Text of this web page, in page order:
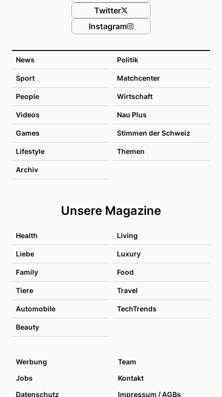
News Politik
Sport Matchcenter
People Wirtschaft
Videos Nau Plus
Games Stimmen der Schweiz
Lifestyle Themen
Archiv
Unsere Magazine
Health Living
Liebe Luxury
Family Food
Tiere Travel
Automobile TechTrends
Beauty
Twitter
Instagram
Werbung
Team
Jobs
Kontakt
Datenschutz
Impressum / AGBs